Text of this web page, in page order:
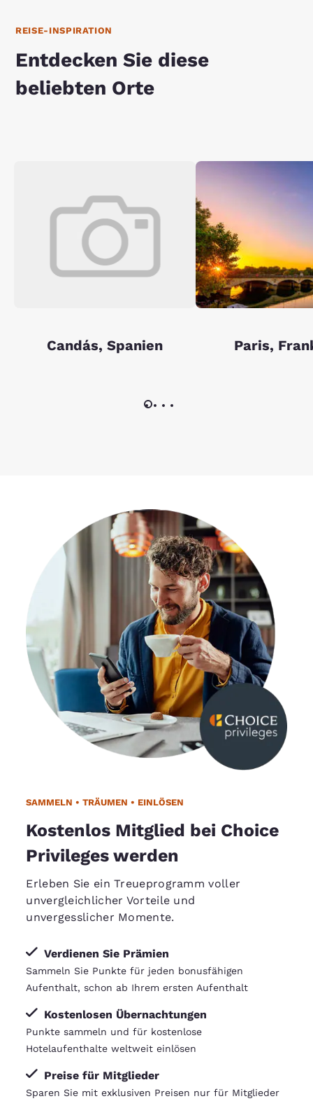
REISE-INSPIRATION
Entdecken Sie diese
beliebten Orte
Candás, Spanien Paris,
SAMMELN • TRÄUMEN • EINLÖSEN
Kostenlos Mitglied bei Choice
Privileges werden
Erleben Sie ein Treueprogramm voller
unvergleichlicher Vorteile und
unvergesslicher Momente.
Verdienen Sie Prämien
Sammeln Sie Punkte für jeden bonusfähigen
Aufenthalt, schon ab Ihrem ersten Aufenthalt
Kostenlosen Übernachtungen
Punkte sammeln und für kostenlose
Hotelaufenthalte weltweit einlösen
Preise für Mitglieder
Sparen Sie mit exklusiven Preisen nur für Mitglieder